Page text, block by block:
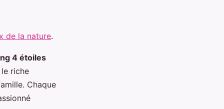
de la nature.
4 étoiles
riche
Chaque